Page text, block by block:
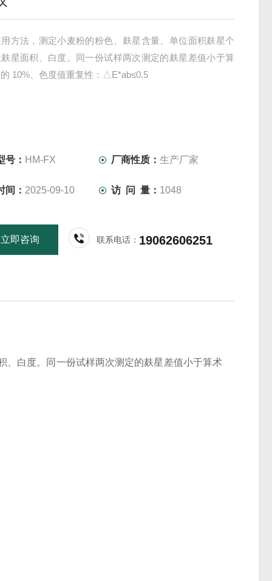
方法，测定小麦粉的粉色、麸星含量、单位面积麸星个
星面积、白度。同一份试样两次测定的麸星差值小于算
10%、色度值重复性：△E*ab≤0.5
号： HM-FX 厂商性质：生产厂家
间： 2025-09-10 访 问 量： 1048
立即咨询 联系电话： 19062606251
、白度。同一份试样两次测定的麸星差值小于算术